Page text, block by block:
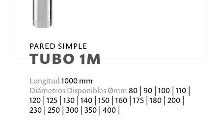
PARED SIMPLE
TUBO 1M
Longitud1000 mm
Diámetros Disponibles Ømm 80 | 90 | 100 | 110 |
120 | 125 | 130 | 140 | 150 | 160 | 175 | 180 | 200 |
230 | 250 | 300 | 350 | 400 |